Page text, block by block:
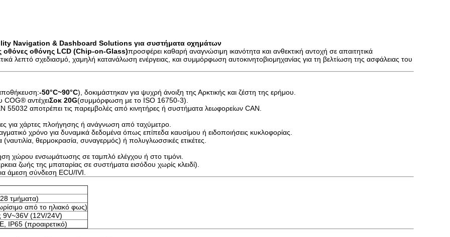
Navigation & Dashboard Solutions για συστήματα οχημάτων
οθόνες οθόνης LCD (Chip-on-Glass)προσφέρει καθαρή αναγνώσιμη ικανότητα και ανθεκτική αντοχή σε απαιτητικά
λεπτό σχεδιασμό, χαμηλή κατανάλωση ενέργειας, και συμμόρφωση αυτοκινητοβιομηχανίας για τη βελτίωση της ασφάλειας του
-50°C~90°C), δοκιμάστηκαν για ψυχρή άνοιξη της Αρκτικής και ζέστη της ερήμου.
COG® αντέχειΣοκ 20G(συμμόρφωση με το ISO 16750-3).
αποτρέπει τις παρεμβολές από κινητήρες ή συστήματα λεωφορείων CAN.
για χάρτες πλοήγησης ή ανάγνωση από ταχύμετρο.
χρόνο για δυναμικά δεδομένα όπως επίπεδα καυσίμου ή ειδοποιήσεις κυκλοφορίας.
(ναυτιλία, θερμοκρασία, συναγερμός) ή πολυγλωσσικές ετικέτες.
χώρου ενσωμάτωσης σε ταμπλό ελέγχου ή στο τιμόνι.
ζωής της μπαταρίας σε συστήματα εισόδου χωρίς κλειδί).
άμεση σύνδεση ECU/IVI.
τμήματα)
από το ηλιακό φως)
9V~36V (12V/24V)
IP65 (προαιρετικό)